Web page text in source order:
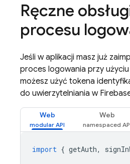
Ręczne
procesu
Jeśli w aplikacji masz już
proces logowania przy
możesz użyć tokena
do uwierzytelniania w
Web Web
import { getAuth,